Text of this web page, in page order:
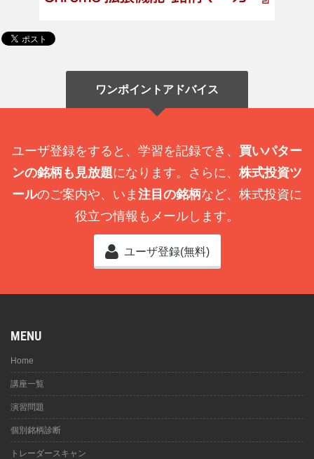
ワンポイントアドバイス
ユーザ登録をすると、学習を記録でき、 買いパター
ンの銘柄も見放題になります。さらに、 株式投資ツ
ールのご案内や、いま 注目の銘柄など、株式投資に
役立つ情報もメールします。
ユーザ登録(無料)
MENU
Home
講座一覧
演習問題
個別銘柄診断
トレーダースキャン